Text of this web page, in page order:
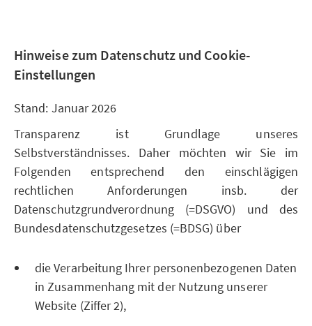
Hinweise zum Datenschutz und Cookie-
Einstellungen
Stand: Januar 2026
Transparenz ist Grundlage unseres
Selbstverständnisses. Daher möchten wir Sie im
Folgenden entsprechend den einschlägigen
rechtlichen Anforderungen insb. der
Datenschutzgrundverordnung (=DSGVO) und des
Bundesdatenschutzgesetzes (=BDSG) über
die Verarbeitung Ihrer personenbezogenen Daten
in Zusammenhang mit der Nutzung unserer
Website (Ziffer 2),